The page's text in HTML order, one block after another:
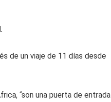
de un viaje de 11 días desde
“son una puerta de entrada